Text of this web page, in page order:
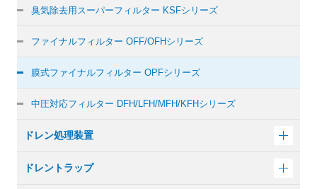
臭気除去用 スーパーフィルター KSFシリーズ
ファイナルフィルター OFF/OFHシリーズ
膜式ファイナルフィルター OPFシリーズ
中圧対応フィルター DFH/LFH/MFH/KFHシリーズ
ドレン処理装置
ドレントラップ